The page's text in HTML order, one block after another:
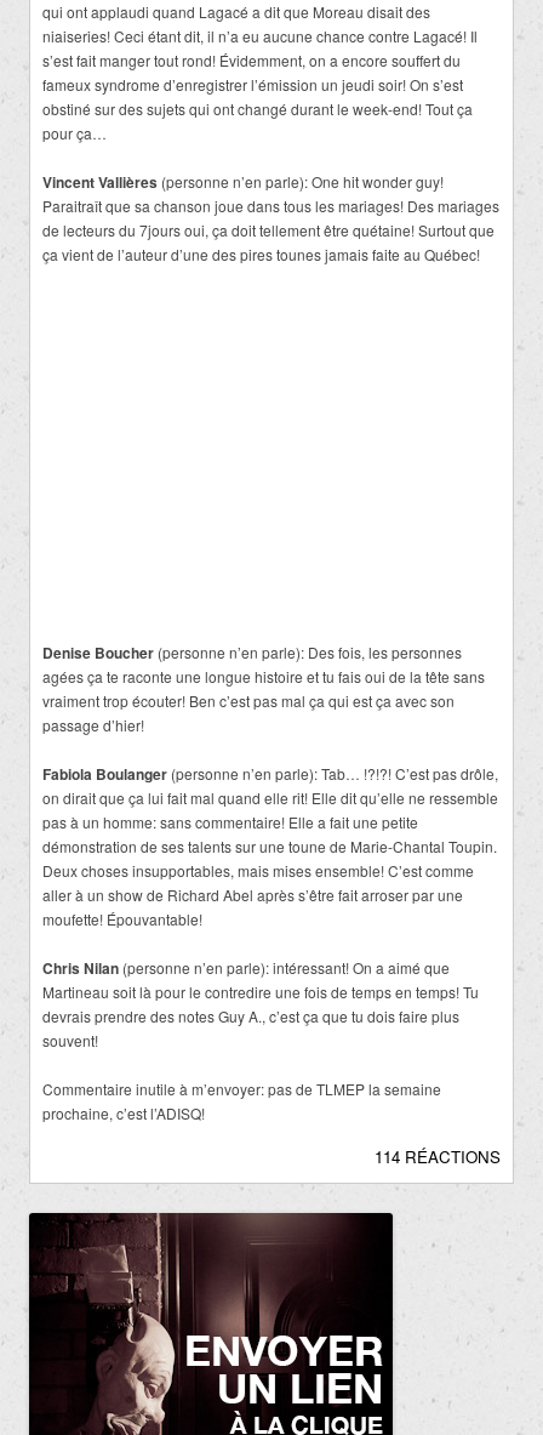
qui ont applaudi quand Lagacé a dit que Moreau disait des
niaiseries! Ceci étant dit, il n’a eu aucune chance contre Lagacé! Il
s’est fait manger tout rond! Évidemment, on a encore souffert du
fameux syndrome d’enregistrer l’émission un jeudi soir! On s’est
obstiné sur des sujets qui ont changé durant le week-end! Tout ça
pour ça…
Vincent Vallières (personne n’en parle): One hit wonder guy!
Paraitraît que sa chanson joue dans tous les mariages! Des mariages
de lecteurs du 7jours oui, ça doit tellement être quétaine! Surtout que
ça vient de l’auteur d’une des pires tounes jamais faite au Québec!
Denise Boucher (personne n’en parle): Des fois, les personnes
agées ça te raconte une longue histoire et tu fais oui de la tête sans
vraiment trop écouter! Ben c’est pas mal ça qui est ça avec son
passage d’hier!
Fabiola Boulanger (personne n’en parle): Tab… !?!?! C’est pas drôle,
on dirait que ça lui fait mal quand elle rit! Elle dit qu’elle ne ressemble
pas à un homme: sans commentaire! Elle a fait une petite
démonstration de ses talents sur une toune de Marie-Chantal Toupin.
Deux choses insupportables, mais mises ensemble! C’est comme
aller à un show de Richard Abel après s’être fait arroser par une
moufette! Épouvantable!
Chris Nilan (personne n’en parle): intéressant! On a aimé que
Martineau soit là pour le contredire une fois de temps en temps! Tu
devrais prendre des notes Guy A., c’est ça que tu dois faire plus
souvent!
Commentaire inutile à m’envoyer: pas de TLMEP la semaine
prochaine, c’est l’ADISQ!
114 RÉACTIONS